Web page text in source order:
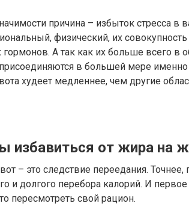
причина – избыток стресса в
физический, их
гормонов. А так как их больше всего в
в большей мере именно
худеет медленнее, чем другие
избавиться от жира на
– это следствие переедания. Точнее,
и долгого перебора калорий. И
пересмотреть свой рацион.